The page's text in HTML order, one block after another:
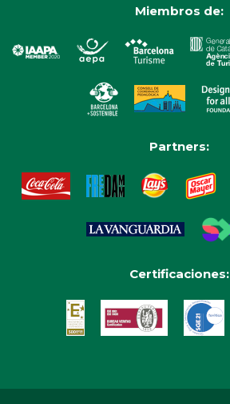
Miembros de:
Partners:
Certificaciones: